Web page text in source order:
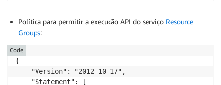
Política para permitir a execução API do serviço Resource
Groups:
{
    "Version": "2012-10-17",
    "Statement": [
Code